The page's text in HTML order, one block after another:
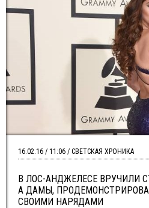
В ЛОС-АНДЖЕЛЕСЕ ВРУЧИЛИ
А ДАМЫ,
СВОИМИ НАРЯДАМИ
16.02.16 / 11:06 / СВЕТСКАЯ ХРОНИКА